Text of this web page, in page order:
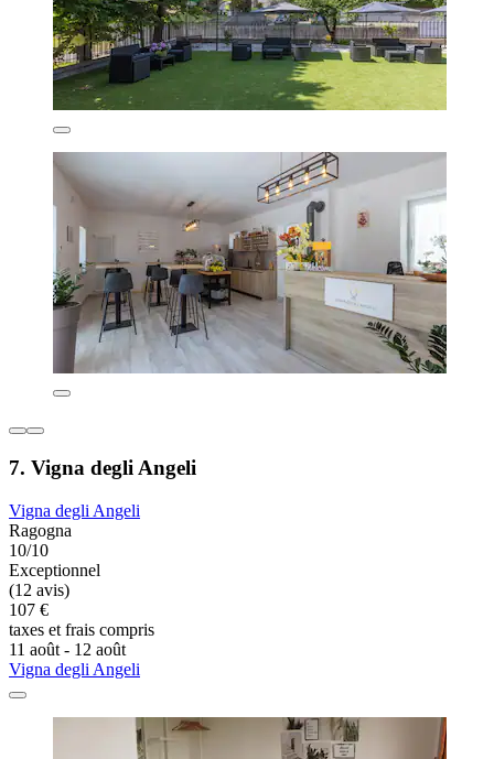
7. Vigna degli Angeli
Vigna degli Angeli
Ragogna
10/10
Exceptionnel
(12 avis)
107 €
taxes et frais compris
11 août - 12 août
Vigna degli Angeli